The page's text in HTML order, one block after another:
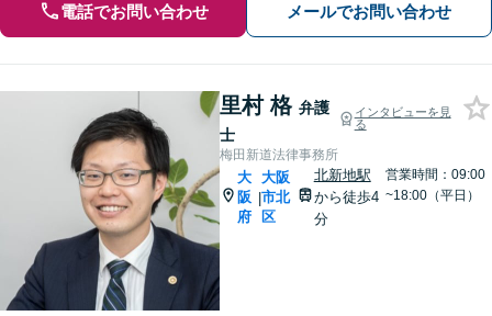
電話でお問い合わせ メールでお問い合わせ
里村 格 弁護
士
インタビューを見
る
梅田新道法律事務所
大
阪
府
|
大阪
市北
区
北新地駅
から徒歩4
分
営業時間：09:00
~18:00（平日）